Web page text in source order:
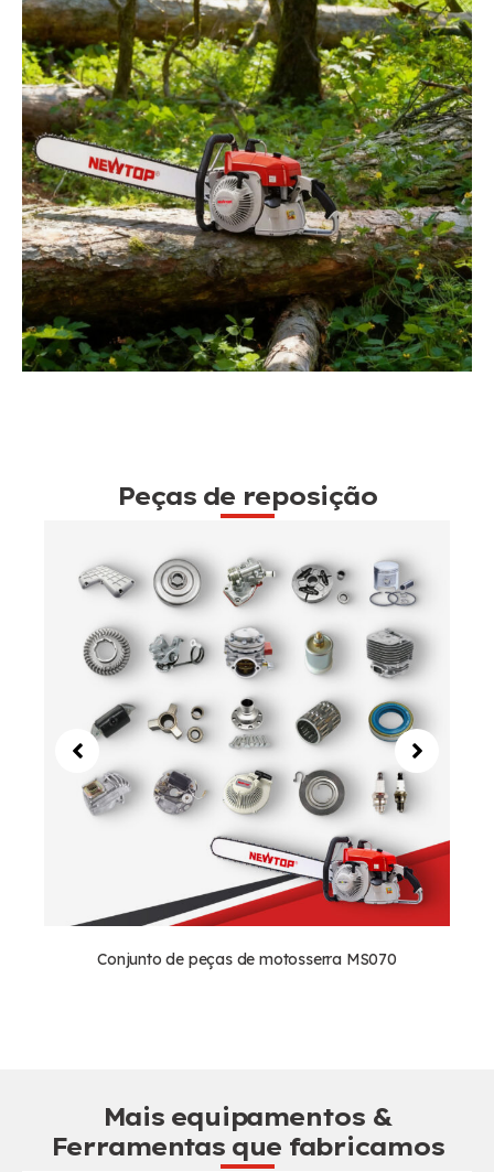
Peças de reposição
Conjunto de peças de motosserra MS070
Mais equipamentos &
Ferramentas que fabricamos